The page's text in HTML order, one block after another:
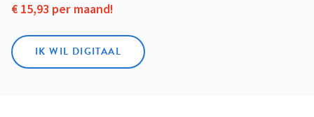
€ 15,93 per maand!
IK WIL DIGITAAL